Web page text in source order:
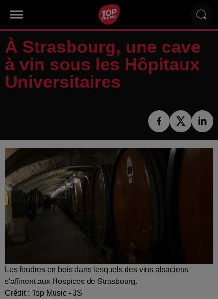
À Strasbourg, une cave
à vin sous les Hôpitaux
Universitaires
Les foudres en bois dans lesquels des vins alsaciens
s'affinent aux Hospices de Strasbourg.
Crédit : Top Music - JS